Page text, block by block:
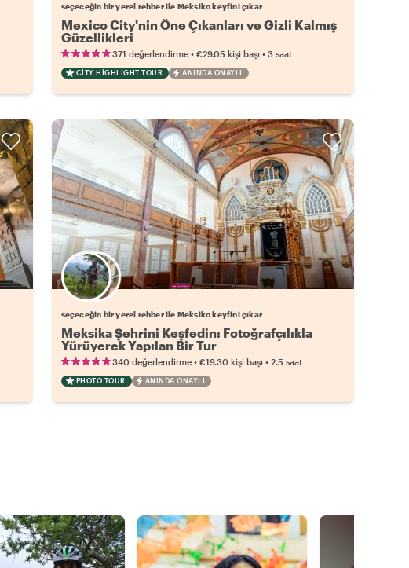
seçeceğin bir yerel rehber ile Meksiko keyfini çıkar
Mexico City'nin Öne Çıkanları ve Gizli Kalmış
Güzellikleri
371 değerlendirme• €29.05 kişi başı• 3 saat
CITY HIGHLIGHT TOUR ANINDA ONAYLI
Favori yerel rehberini seç
seçeceğin bir yerel rehber ile Meksiko keyfini çıkar
Meksika Şehrini Keşfedin: Fotoğrafçılıkla
Yürüyerek Yapılan Bir Tur
340 değerlendirme• €19.30 kişi başı• 2.5 saat
PHOTO TOUR ANINDA ONAYLI